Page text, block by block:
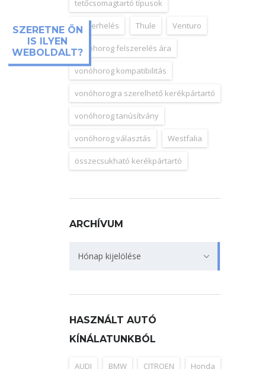
SZERETNE ÖN
IS ILYEN
WEBOLDALT?
tetőcsomagtartó típusok
tetőterhelés Thule Venturo
vonóhorog felszerelés ára
vonóhorog kompatibilitás
vonóhorogra szerelhető kerékpártartó
vonóhorog tanúsítvány
vonóhorog választás Westfalia
összecsukható kerékpártartó
ARCHÍVUM
Hónap kijelölése
HASZNÁLT AUTÓ
KÍNÁLATUNKBÓL
AUDI BMW CITROEN Honda